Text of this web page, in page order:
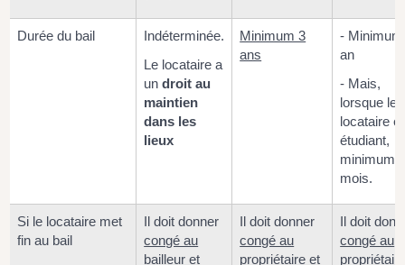
Durée du bail
Indéterminée.
Le locataire a
undroit au
maintien
dans les
lieux
Minimum 3
ans
-
an
- Mais,
lorsque le
locataire
étudiant,
minimum
mois.
Si le locataire met
fin au bail
Il doit donner
congé au
bailleur et
Il doit donner
congé au
propriétaire et
Il doit
congé au